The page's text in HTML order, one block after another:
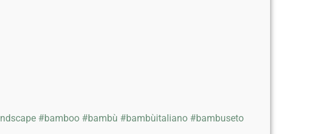
#bamboo #bambù #bambùitaliano #bambuseto